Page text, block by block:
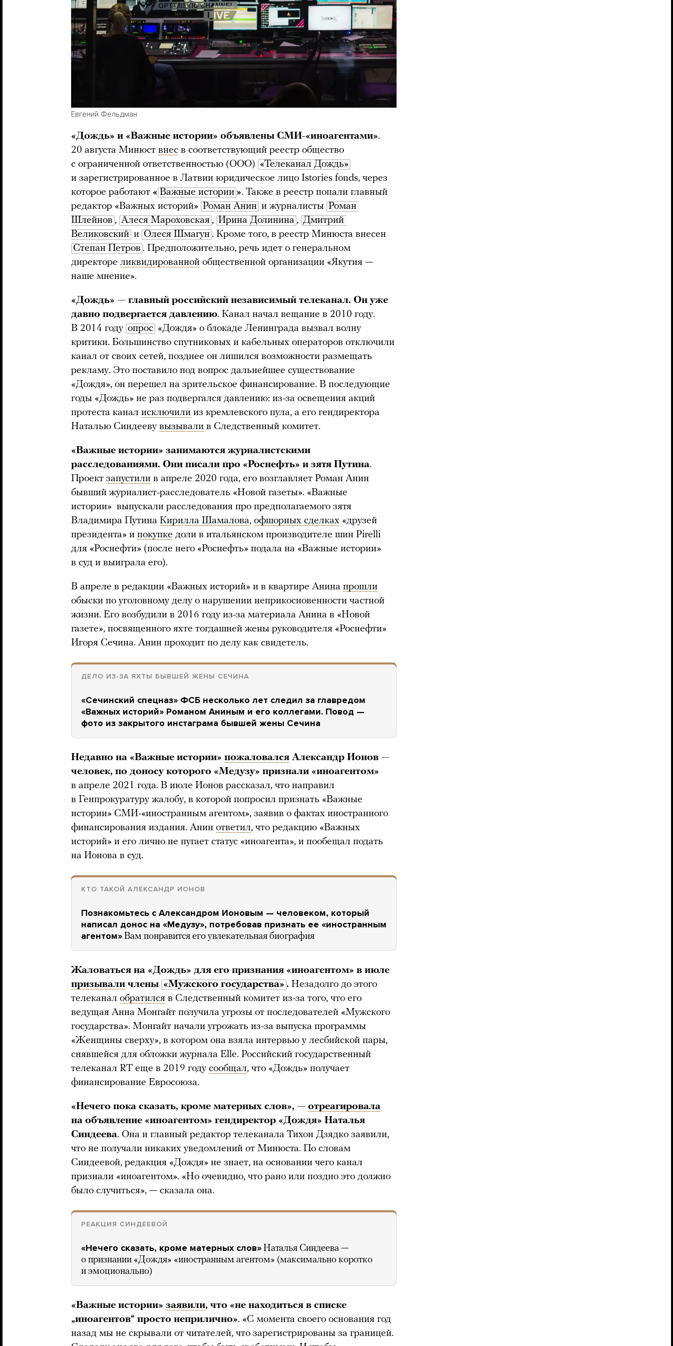
Евгений Фельдман
«Дождь» и «Важные истории» объявлены СМИ-«иноагентами».
20 августа Минюст внес в соответствующий реестр общество
с ограниченной ответственностью (ООО) «Телеканал Дождь»
и зарегистрированное в Латвии юридическое лицо Istories fonds, через
которое работают « Важные истории ». Также в реестр попали главный
редактор «Важных историй» Роман Анин и журналисты Роман
Шлейнов , Алеся Мароховская , Ирина Долинина , Дмитрий
Великовский и Олеся Шмагун . Кроме того, в реестр Минюста внесен
Степан Петров . Предположительно, речь идет о генеральном
директоре ликвидированной общественной организации «Якутия —
наше мнение».
«Дождь» — главный российский независимый телеканал. Он уже
давно подвергается давлению. Канал начал вещание в 2010 году.
В 2014 году опрос «Дождя» о блокаде Ленинграда вызвал волну
критики. Большинство спутниковых и кабельных операторов отключили
канал от своих сетей, позднее он лишился возможности размещать
рекламу. Это поставило под вопрос дальнейшее существование
«Дождя», он перешел на зрительское финансирование. В последующие
годы «Дождь» не раз подвергался давлению: из-за освещения акций
протеста канал исключили из кремлевского пула, а его гендиректора
Наталью Синдееву вызывали в Следственный комитет.
«Важные истории» занимаются журналистскими
расследованиями. Они писали про «Роснефть» и зятя Путина.
Проект запустили в апреле 2020 года, его возглавляет Роман Анин
бывший журналист-расследователь «Новой газеты». «Важные
истории» выпускали расследования про предполагаемого зятя
Владимира Путина Кирилла Шамалова, офшорных сделках «друзей
президента» и покупке доли в итальянском производителе шин Pirelli
для «Роснефти» (после него «Роснефть» подала на «Важные истории»
в суд и выиграла его).
В апреле в редакции «Важных историй» и в квартире Анина прошли
обыски по уголовному делу о нарушении неприкосновенности частной
жизни. Его возбудили в 2016 году из-за материала Анина в «Новой
газете», посвященного яхте тогдашней жены руководителя «Роснефти»
Игоря Сечина. Анин проходит по делу как свидетель.
ДЕЛО ИЗ-ЗА ЯХТЫ БЫВШЕЙ ЖЕНЫ СЕЧИНА
«Сечинский спецназ» ФСБ несколько лет следил за главредом
«Важных историй» Романом Аниным и его коллегами. Повод —
фото из закрытого инстаграма бывшей жены Сечина
Недавно на «Важные истории» пожаловался Александр Ионов —
человек, по доносу которого «Медузу» признали «иноагентом»
в апреле 2021 года. В июле Ионов рассказал, что направил
в Генпрокуратуру жалобу, в которой попросил признать «Важные
истории» СМИ-«иностранным агентом», заявив о фактах иностранного
финансирования издания. Анин ответил, что редакцию «Важных
историй» и его лично не пугает статус «иноагента», и пообещал подать
на Ионова в суд.
КТО ТАКОЙ АЛЕКСАНДР ИОНОВ
Познакомьтесь с Александром Ионовым — человеком, который
написал донос на «Медузу», потребовав признать ее «иностранным
агентом» Вам понравится его увлекательная биография
Жаловаться на «Дождь» для его признания «иноагентом» в июле
призывали члены «Мужского государства» . Незадолго до этого
телеканал обратился в Следственный комитет из-за того, что его
ведущая Анна Монгайт получила угрозы от последователей «Мужского
государства». Монгайт начали угрожать из-за выпуска программы
«Женщины сверху», в котором она взяла интервью у лесбийской пары,
снявшейся для обложки журнала Elle. Российский государственный
телеканал RT еще в 2019 году сообщал, что «Дождь» получает
финансирование Евросоюза.
«Нечего пока сказать, кроме матерных слов», — отреагировала
на объявление «иноагентом» гендиректор «Дождя» Наталья
Синдеева. Она и главный редактор телеканала Тихон Дзядко заявили,
что не получали никаких уведомлений от Минюста. По словам
Синдеевой, редакция «Дождя» не знает, на основании чего канал
признали «иноагентом». «Но очевидно, что рано или поздно это должно
было случиться», — сказала она.
РЕАКЦИЯ СИНДЕЕВОЙ
«Нечего сказать, кроме матерных слов» Наталья Синдеева —
о признании «Дождя» «иностранным агентом» (максимально коротко
и эмоционально)
«Важные истории» заявили, что «не находиться в списке
„иноагентов“ просто неприлично». «С момента своего основания год
назад мы не скрывали от читателей, что зарегистрированы за границей.